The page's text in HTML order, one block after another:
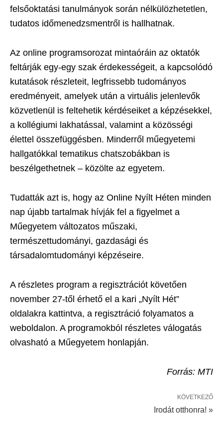
felsőoktatási tanulmányok során nélkülözhetetlen,
tudatos időmenedzsmentről is hallhatnak.
Az online programsorozat mintaóráin az oktatók
feltárják egy-egy szak érdekességeit, a kapcsolódó
kutatások részleteit, legfrissebb tudományos
eredményeit, amelyek után a virtuális jelenlevők
közvetlenül is feltehetik kérdéseiket a képzésekkel,
a kollégiumi lakhatással, valamint a közösségi
élettel összefüggésben. Minderről műegyetemi
hallgatókkal tematikus chatszobákban is
beszélgethetnek – közölte az egyetem.
Tudatták azt is, hogy az Online Nyílt Héten minden
nap újabb tartalmak hívják fel a figyelmet a
Műegyetem változatos műszaki,
természettudományi, gazdasági és
társadalomtudományi képzéseire.
A részletes program a regisztrációt követően
november 27-től érhető el a kari „Nyílt Hét”
oldalakra kattintva, a regisztráció folyamatos a
weboldalon. A programokból részletes válogatás
olvasható a Műegyetem honlapján.
Forrás: MTI
KÖVETKEZŐ
Irodát otthonra! »